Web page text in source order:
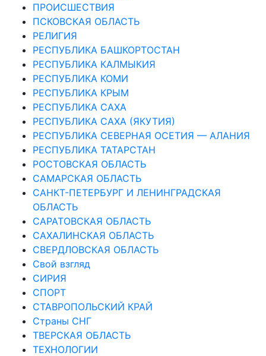
ПРОИСШЕСТВИЯ
ПСКОВСКАЯ ОБЛАСТЬ
РЕЛИГИЯ
РЕСПУБЛИКА БАШКОРТОСТАН
РЕСПУБЛИКА КАЛМЫКИЯ
РЕСПУБЛИКА КОМИ
РЕСПУБЛИКА КРЫМ
РЕСПУБЛИКА САХА
РЕСПУБЛИКА САХА (ЯКУТИЯ)
РЕСПУБЛИКА СЕВЕРНАЯ ОСЕТИЯ — АЛАНИЯ
РЕСПУБЛИКА ТАТАРСТАН
РОСТОВСКАЯ ОБЛАСТЬ
САМАРСКАЯ ОБЛАСТЬ
САНКТ-ПЕТЕРБУРГ И ЛЕНИНГРАДСКАЯ
ОБЛАСТЬ
САРАТОВСКАЯ ОБЛАСТЬ
САХАЛИНСКАЯ ОБЛАСТЬ
СВЕРДЛОВСКАЯ ОБЛАСТЬ
Свой взгляд
СИРИЯ
СПОРТ
СТАВРОПОЛЬСКИЙ КРАЙ
Страны СНГ
ТВЕРСКАЯ ОБЛАСТЬ
ТЕХНОЛОГИИ